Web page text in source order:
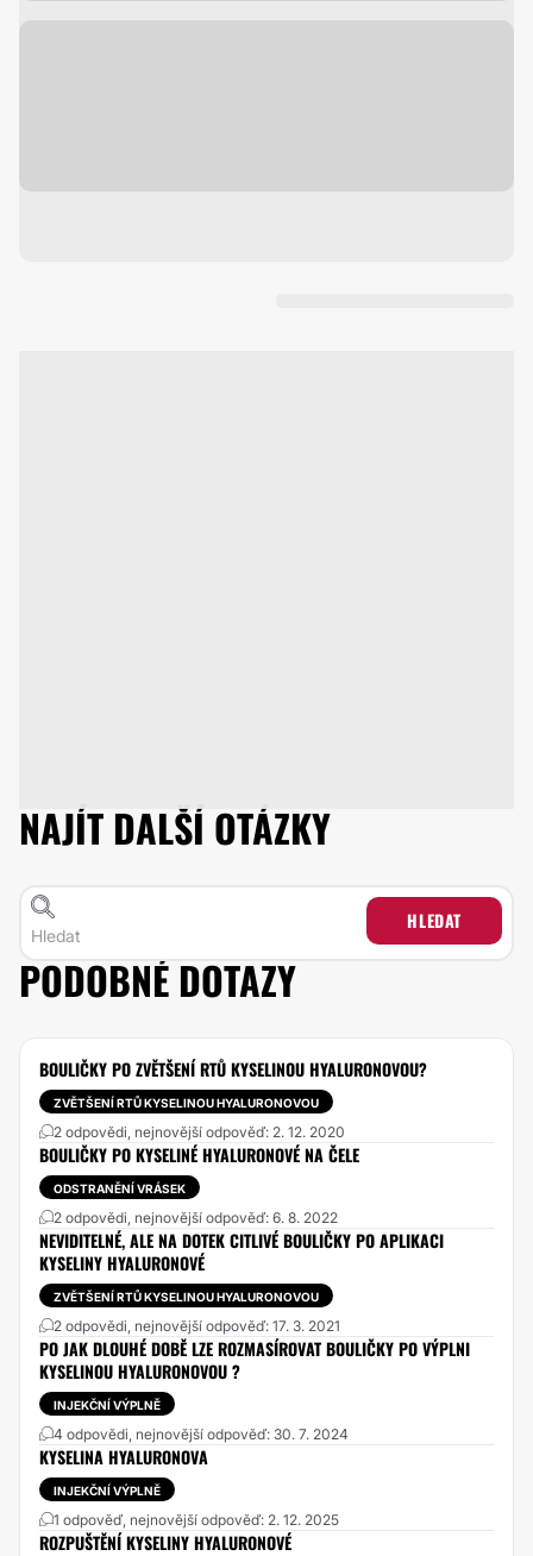
NAJÍT DALŠÍ OTÁZKY
HLEDAT
PODOBNÉ DOTAZY
BOULIČKY PO ZVĚTŠENÍ RTŮ KYSELINOU HYALURONOVOU?
ZVĚTŠENÍ RTŮ KYSELINOU HYALURONOVOU
2 odpovědi, nejnovější odpověď: 2. 12. 2020
BOULIČKY PO KYSELINÉ HYALURONOVÉ NA ČELE
ODSTRANĚNÍ VRÁSEK
2 odpovědi, nejnovější odpověď: 6. 8. 2022
NEVIDITELNÉ, ALE NA DOTEK CITLIVÉ BOULIČKY PO APLIKACI
KYSELINY HYALURONOVÉ
ZVĚTŠENÍ RTŮ KYSELINOU HYALURONOVOU
2 odpovědi, nejnovější odpověď: 17. 3. 2021
PO JAK DLOUHÉ DOBĚ LZE ROZMASÍROVAT BOULIČKY PO VÝPLNI
KYSELINOU HYALURONOVOU ?
INJEKČNÍ VÝPLNĚ
4 odpovědi, nejnovější odpověď: 30. 7. 2024
KYSELINA HYALURONOVA
INJEKČNÍ VÝPLNĚ
1 odpověď, nejnovější odpověď: 2. 12. 2025
ROZPUŠTĚNÍ KYSELINY HYALURONOVÉ